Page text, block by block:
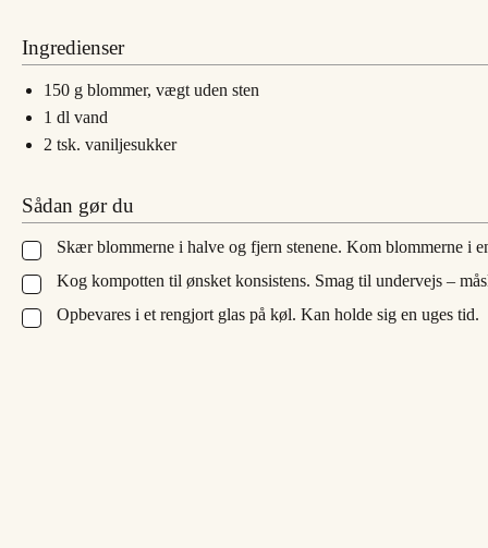
Ingredienser
150 g blommer, vægt uden sten
1 dl vand
2 tsk. vaniljesukker
Sådan gør du
▢
Skær blommerne i halve og fjern stenene. Kom blommerne i
▢
Kog kompotten til ønsket konsistens. Smag til undervejs –
▢
Opbevares i et rengjort glas på køl. Kan holde sig en uges tid.